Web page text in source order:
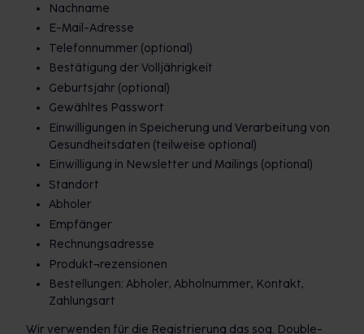
Nachname
E-Mail-Adresse
Telefonnummer (optional)
Bestätigung der Volljährigkeit
Geburtsjahr (optional)
Gewähltes Passwort
Einwilligungen in Speicherung und Verarbeitung von
Gesundheitsdaten (teilweise optional)
Einwilligung in Newsletter und Mailings (optional)
Standort
Abholer
Empfänger
Rechnungsadresse
Produkt¬rezensionen
Bestellungen: Abholer, Abholnummer, Kontakt,
Zahlungsart
Wir verwenden für die Registrierung das sog. Double-